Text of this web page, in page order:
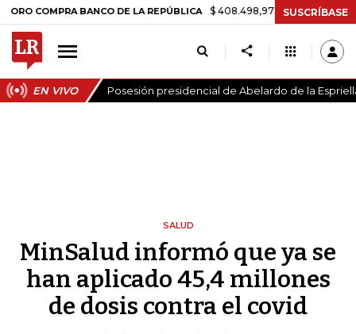
BANCO DE LA REPÚBLICA $ 408.498,97 +$ 8.753,81 +2,19%
SUSCRÍBASE
EN VIVO Posesión presidencial de Abelardo de la
SALUD
MinSalud informó que ya se
han aplicado 45,4 millones
de dosis contra el covid